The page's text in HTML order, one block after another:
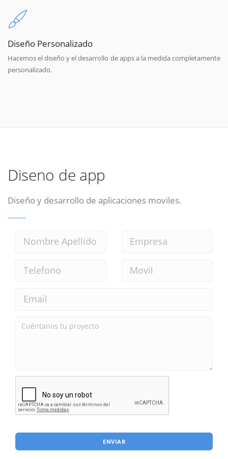
Diseño Personalizado
Hacemos el diseño y el desarrollo de apps a la medida completamente
personalizado.
Diseno de app
Diseño y desarrollo de aplicaciones moviles.
ENVIAR